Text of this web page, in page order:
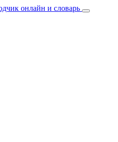
онлайн и словарь